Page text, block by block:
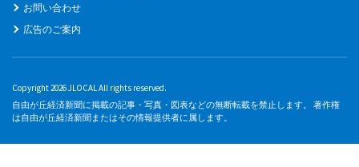
お問い合わせ
広告のご案内
Copyright 2026 JLOCAL All rights reserved.
自由が丘経済新聞に掲載の記事・写真・図表などの無断転載を禁止します。 著作権
は自由が丘経済新聞またはその情報提供者に属します。